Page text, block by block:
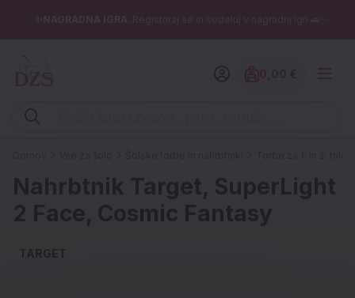
✨NAGRADNA IGRA : Registriraj se in sodeluj v nagradni igri 🚗✨
Vpišite iskalni niz (šolski zvezek, pero, kartuše ...)
Znesek
Nahrbtnik Target, SuperLight
2 Face, Cosmic Fantasy
TARGET